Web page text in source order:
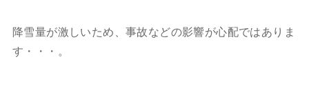
降雪量が激しいため、事故などの影響が心配ではありま
す・・・。